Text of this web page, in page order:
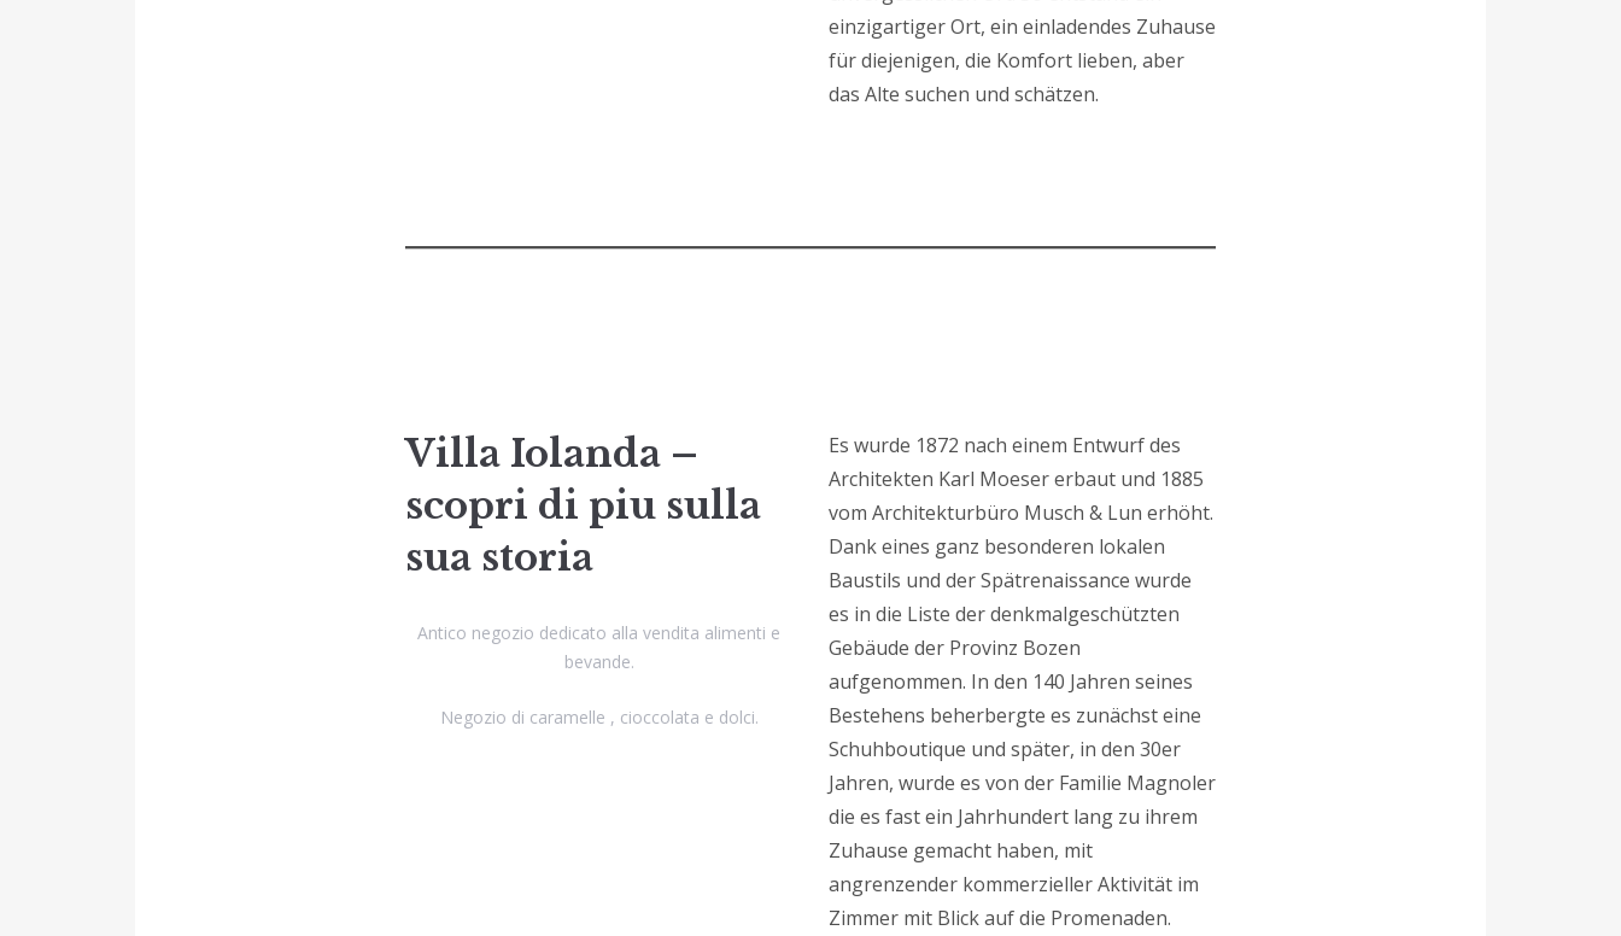
einzigartiger Ort, ein einladendes Zuhause
für diejenigen, die Komfort lieben, aber
das Alte suchen und schätzen.
Villa Iolanda –
scopri di piu sulla
sua storia
Antico negozio dedicato alla vendita alimenti e
bevande.
Negozio di caramelle , cioccolata e dolci.
Es wurde 1872 nach einem Entwurf des
Architekten Karl Moeser erbaut und 1885
vom Architekturbüro Musch & Lun erhöht.
Dank eines ganz besonderen lokalen
Baustils und der Spätrenaissance wurde
es in die Liste der denkmalgeschützten
Gebäude der Provinz Bozen
aufgenommen. In den 140 Jahren seines
Bestehens beherbergte es zunächst eine
Schuhboutique und später, in den 30er
Jahren, wurde es von der Familie Magnoler
die es fast ein Jahrhundert lang zu ihrem
Zuhause gemacht haben, mit
angrenzender kommerzieller Aktivität im
Zimmer mit Blick auf die Promenaden.